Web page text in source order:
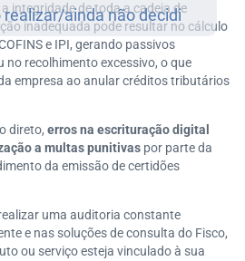
integridade de toda a cadeia de
inadequada pode resultar no cálculo
e IPI, gerando passivos
recolhimento excessivo, o que
empresa ao anular créditos tributários
direto, erros na escrituração digital
a multas punitivas por parte da
da emissão de certidões
uma auditoria constante
e nas soluções de consulta do Fisco,
ou serviço esteja vinculado à sua